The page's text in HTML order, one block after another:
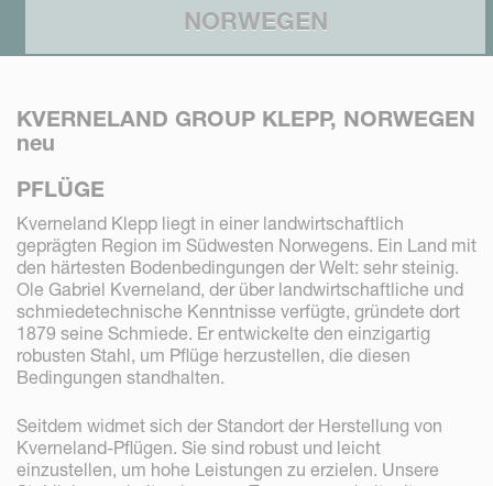
NORWEGEN
KVERNELAND GROUP KLEPP, NORWEGEN
neu
PFLÜGE
Kverneland Klepp liegt in einer landwirtschaftlich
geprägten Region im Südwesten Norwegens. Ein Land mit
den härtesten Bodenbedingungen der Welt: sehr steinig.
Ole Gabriel Kverneland, der über landwirtschaftliche und
schmiedetechnische Kenntnisse verfügte, gründete dort
1879 seine Schmiede. Er entwickelte den einzigartig
robusten Stahl, um Pflüge herzustellen, die diesen
Bedingungen standhalten.
Seitdem widmet sich der Standort der Herstellung von
Kverneland-Pflügen. Sie sind robust und leicht
einzustellen, um hohe Leistungen zu erzielen. Unsere